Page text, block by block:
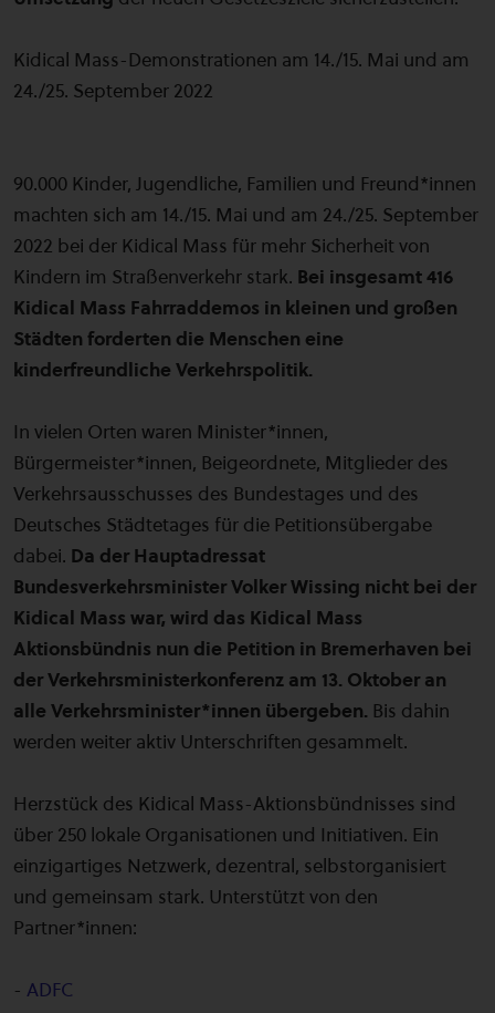
Kidical Mass-Demonstrationen am 14./15. Mai und am
24./25. September 2022
90.000 Kinder, Jugendliche, Familien und Freund*innen
machten sich am 14./15. Mai und am 24./25. September
2022 bei der Kidical Mass für mehr Sicherheit von
Kindern im Straßenverkehr stark. Bei insgesamt 416
Kidical Mass Fahrraddemos in kleinen und großen
Städten forderten die Menschen eine
kinderfreundliche Verkehrspolitik.
In vielen Orten waren Minister*innen,
Bürgermeister*innen, Beigeordnete, Mitglieder des
Verkehrsausschusses des Bundestages und des
Deutsches Städtetages für die Petitionsübergabe
dabei. Da der Hauptadressat
Bundesverkehrsminister Volker Wissing nicht bei der
Kidical Mass war, wird das Kidical Mass
Aktionsbündnis nun die Petition in Bremerhaven bei
der Verkehrsministerkonferenz am 13. Oktober an
alle Verkehrsminister*innen übergeben. Bis dahin
werden weiter aktiv Unterschriften gesammelt.
Herzstück des Kidical Mass-Aktionsbündnisses sind
über 250 lokale Organisationen und Initiativen. Ein
einzigartiges Netzwerk, dezentral, selbstorganisiert
und gemeinsam stark. Unterstützt von den
Partner*innen:
- ADFC